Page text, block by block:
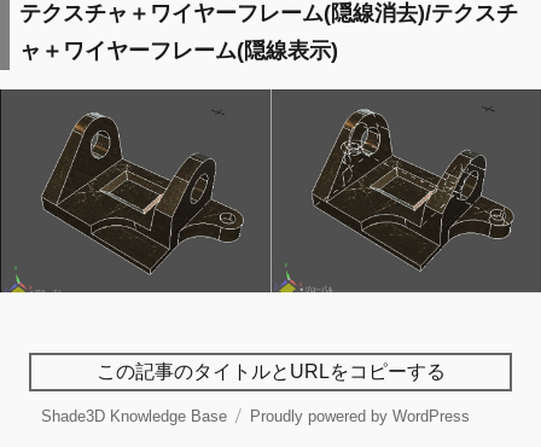
テクスチャ＋ワイヤーフレーム(隠線消去)/テクスチ
ャ＋ワイヤーフレーム(隠線表示)
この記事のタイトルとURLをコピーする
Shade3D Knowledge Base Proudly powered by WordPress